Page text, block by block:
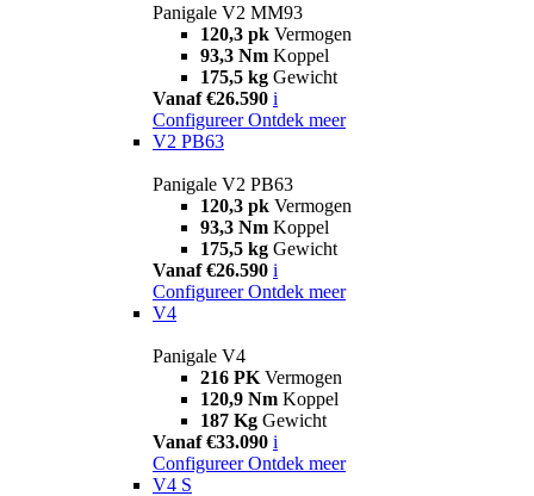
Panigale V2 MM93
120,3 pk Vermogen
93,3 Nm Koppel
175,5 kg Gewicht
Vanaf €26.590 i
Configureer Ontdek meer
V2 PB63
Panigale V2 PB63
120,3 pk Vermogen
93,3 Nm Koppel
175,5 kg Gewicht
Vanaf €26.590 i
Configureer Ontdek meer
V4
Panigale V4
216 PK Vermogen
120,9 Nm Koppel
187 Kg Gewicht
Vanaf €33.090 i
Configureer Ontdek meer
V4 S